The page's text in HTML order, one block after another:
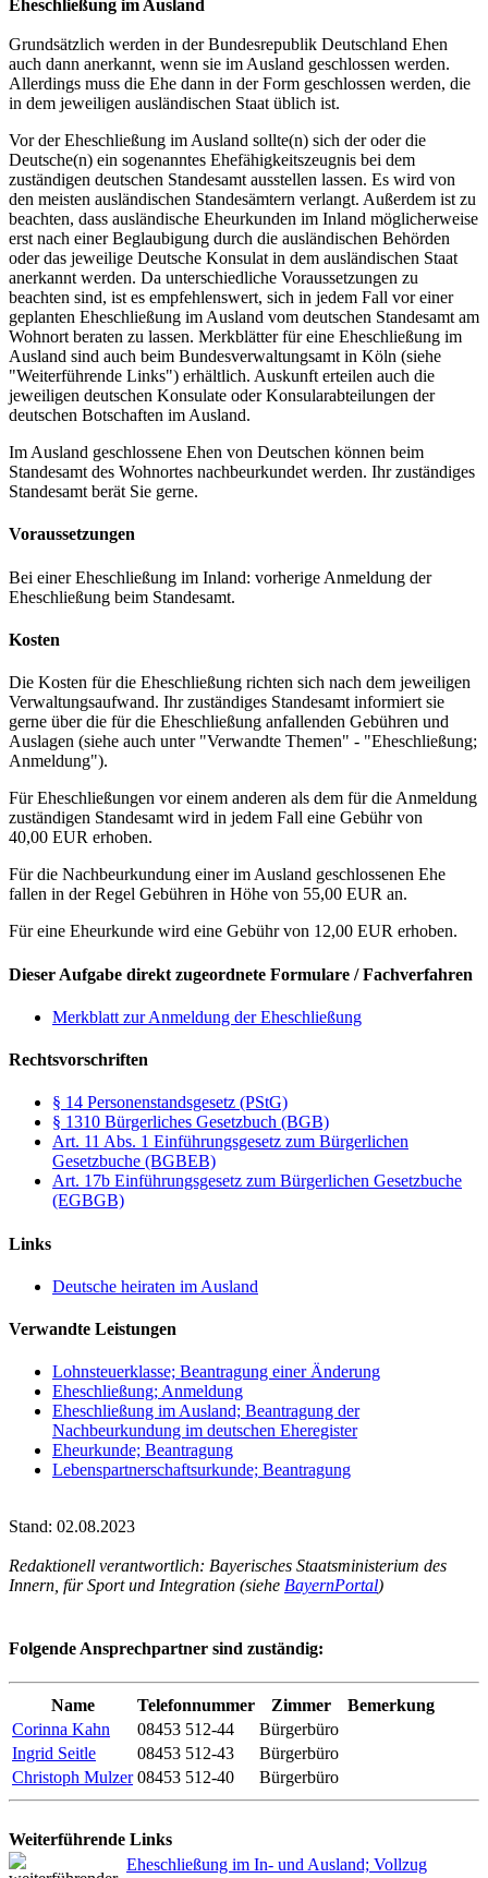
Eheschließung im Ausland
Grundsätzlich werden in der Bundesrepublik Deutschland Ehen
auch dann anerkannt, wenn sie im Ausland geschlossen werden.
Allerdings muss die Ehe dann in der Form geschlossen werden, die
in dem jeweiligen ausländischen Staat üblich ist.
Vor der Eheschließung im Ausland sollte(n) sich der oder die
Deutsche(n) ein sogenanntes Ehefähigkeitszeugnis bei dem
zuständigen deutschen Standesamt ausstellen lassen. Es wird von
den meisten ausländischen Standesämtern verlangt. Außerdem ist zu
beachten, dass ausländische Eheurkunden im Inland möglicherweise
erst nach einer Beglaubigung durch die ausländischen Behörden
oder das jeweilige Deutsche Konsulat in dem ausländischen Staat
anerkannt werden. Da unterschiedliche Voraussetzungen zu
beachten sind, ist es empfehlenswert, sich in jedem Fall vor einer
geplanten Eheschließung im Ausland vom deutschen Standesamt am
Wohnort beraten zu lassen. Merkblätter für eine Eheschließung im
Ausland sind auch beim Bundesverwaltungsamt in Köln (siehe
"Weiterführende Links") erhältlich. Auskunft erteilen auch die
jeweiligen deutschen Konsulate oder Konsularabteilungen der
deutschen Botschaften im Ausland.
Im Ausland geschlossene Ehen von Deutschen können beim
Standesamt des Wohnortes nachbeurkundet werden. Ihr zuständiges
Standesamt berät Sie gerne.
Voraussetzungen
Bei einer Eheschließung im Inland: vorherige Anmeldung der
Eheschließung beim Standesamt.
Kosten
Die Kosten für die Eheschließung richten sich nach dem jeweiligen
Verwaltungsaufwand. Ihr zuständiges Standesamt informiert sie
gerne über die für die Eheschließung anfallenden Gebühren und
Auslagen (siehe auch unter "Verwandte Themen" - "Eheschließung;
Anmeldung").
Für Eheschließungen vor einem anderen als dem für die Anmeldung
zuständigen Standesamt wird in jedem Fall eine Gebühr von
40,00 EUR erhoben.
Für die Nachbeurkundung einer im Ausland geschlossenen Ehe
fallen in der Regel Gebühren in Höhe von 55,00 EUR an.
Für eine Eheurkunde wird eine Gebühr von 12,00 EUR erhoben.
Dieser Aufgabe direkt zugeordnete Formulare / Fachverfahren
Merkblatt zur Anmeldung der Eheschließung
Rechtsvorschriften
§ 14 Personenstandsgesetz (PStG)
§ 1310 Bürgerliches Gesetzbuch (BGB)
Art. 11 Abs. 1 Einführungsgesetz zum Bürgerlichen
Gesetzbuche (BGBEB)
Art. 17b Einführungsgesetz zum Bürgerlichen Gesetzbuche
(EGBGB)
Links
Deutsche heiraten im Ausland
Verwandte Leistungen
Lohnsteuerklasse; Beantragung einer Änderung
Eheschließung; Anmeldung
Eheschließung im Ausland; Beantragung der
Nachbeurkundung im deutschen Eheregister
Eheurkunde; Beantragung
Lebenspartnerschaftsurkunde; Beantragung
Stand: 02.08.2023
Redaktionell verantwortlich: Bayerisches Staatsministerium des
Innern, für Sport und Integration (siehe BayernPortal)
Folgende Ansprechpartner sind zuständig:
Name Telefonnummer Zimmer
Bemerkung
Corinna Kahn
08453 512-44
Bürgerbüro
Ingrid Seitle
08453 512-43
Bürgerbüro
Christoph Mulzer 08453 512-40 Bürgerbüro
Weiterführende Links
Eheschließung im In- und Ausland; Vollzug